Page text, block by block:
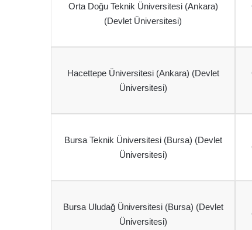
Orta Doğu Teknik Üniversitesi (Ankara)
(Devlet Üniversitesi)
Hacettepe Üniversitesi (Ankara) (Devlet
Üniversitesi)
Bursa Teknik Üniversitesi (Bursa) (Devlet
Üniversitesi)
Bursa Uludağ Üniversitesi (Bursa) (Devlet
Üniversitesi)